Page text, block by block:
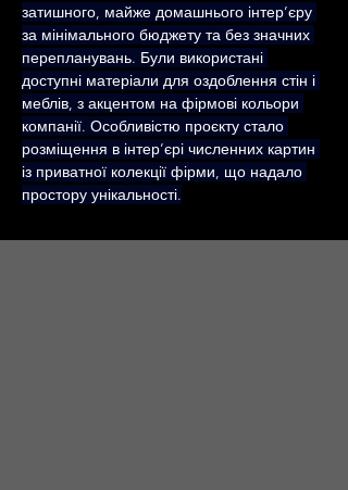
затишного, майже домашнього інтер’єру
за мінімального бюджету та без значних
перепланувань. Були використані
доступні матеріали для оздоблення стін і
меблів, з акцентом на фірмові кольори
компанії. Особливістю проєкту стало
розміщення в інтер’єрі численних картин
із приватної колекції фірми, що надало
простору унікальності.